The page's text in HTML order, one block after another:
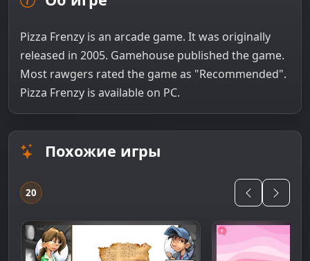
Pizza Frenzy is an arcade game. It was originally
released in 2005. Gamehouse published the game.
Most rawgers rated the game as "Recommended".
Pizza Frenzy is available on PC.
Похожие игры
20